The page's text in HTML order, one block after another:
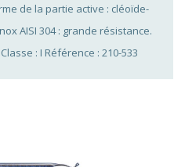
de la partie active : cléoïde-
AISI 304 : grande résistance.
: I Référence : 210-533